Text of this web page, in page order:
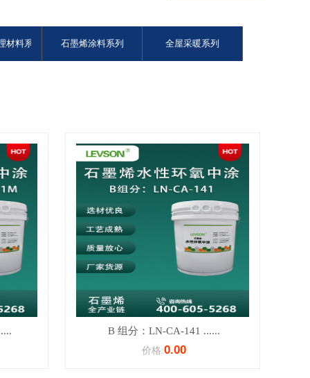
材料系列 石墨烯涂料系列 全屋采暖系列
B 组分：LN-CA-141 ......
价格:0.00